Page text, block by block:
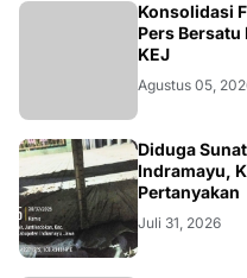
Konsolidasi
Pers
KEJ
Agustus 05,
KRIMINAL
Diduga
Indramayu,
Pertanyakan
Juli 31, 2026